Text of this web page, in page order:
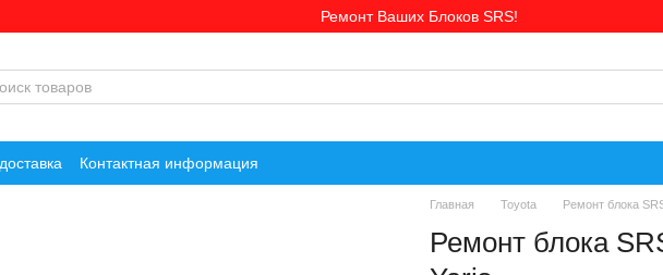
Ремонт Ваших Блоков SRS!
Контактная информация
Главная Toyota Ремонт блока
Ремонт блока